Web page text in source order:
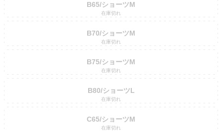
B65/ショーツM
在庫切れ
B70/ショーツM
在庫切れ
B75/ショーツM
在庫切れ
B80/ショーツL
在庫切れ
C65/ショーツM
在庫切れ